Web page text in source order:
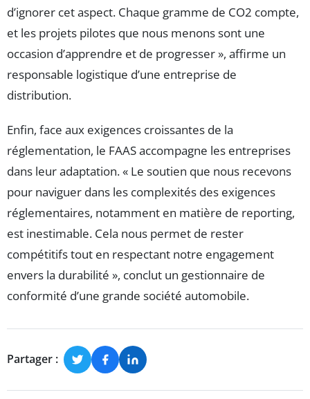
d’ignorer cet aspect. Chaque gramme de CO2 compte,
et les projets pilotes que nous menons sont une
occasion d’apprendre et de progresser », affirme un
responsable logistique d’une entreprise de
distribution.
Enfin, face aux exigences croissantes de la
réglementation, le FAAS accompagne les entreprises
dans leur adaptation. « Le soutien que nous recevons
pour naviguer dans les complexités des exigences
réglementaires, notamment en matière de reporting,
est inestimable. Cela nous permet de rester
compétitifs tout en respectant notre engagement
envers la durabilité », conclut un gestionnaire de
conformité d’une grande société automobile.
Partager :